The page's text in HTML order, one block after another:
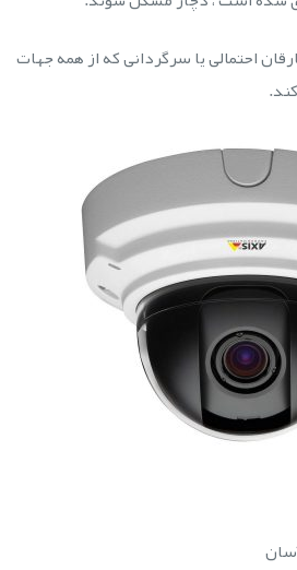
احتمالی یا سرگردانی که از همه جهات